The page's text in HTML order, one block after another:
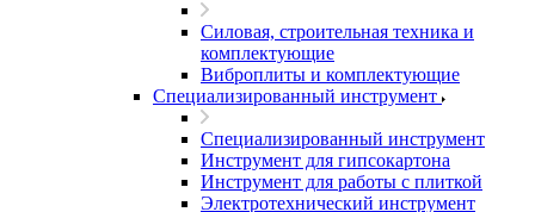
Силовая, строительная техника и
комплектующие
Виброплиты и комплектующие
Специализированный инструмент
Специализированный инструмент
Инструмент для гипсокартона
Инструмент для работы с плиткой
Электротехнический инструмент